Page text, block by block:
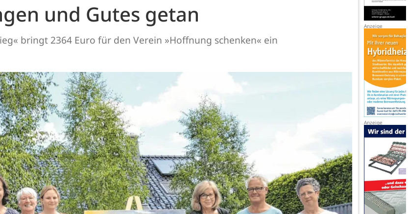
und Gutes getan
bringt 2364 Euro für den Verein »Hoffnung schenken« ein